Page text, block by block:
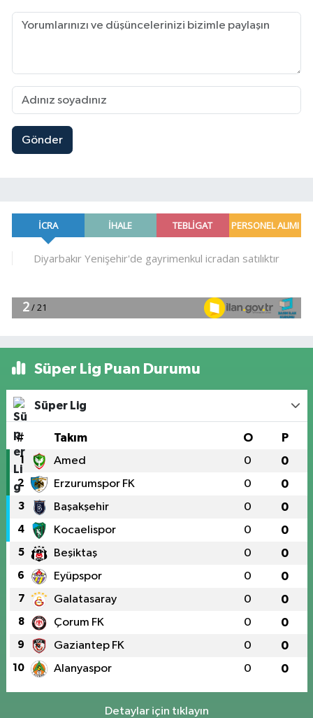
Gönder
Süper Lig Puan Durumu
Süper Lig
# Takım O P
1 Amed 0 0
2 Erzurumspor FK 0 0
3 Başakşehir 0 0
4 Kocaelispor 0 0
5 Beşiktaş 0 0
6 Eyüpspor 0 0
7 Galatasaray 0 0
8 Çorum FK 0 0
9 Gaziantep FK 0 0
10 Alanyaspor 0 0
Detaylar için tıklayın